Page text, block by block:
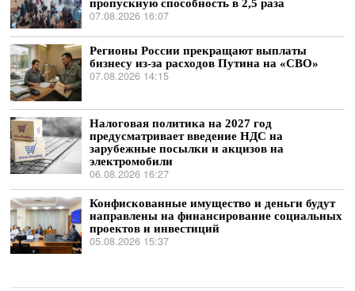
пропускную способность в 2,5 раза
07.08.2026 16:07
Регионы России прекращают выплаты
бизнесу из-за расходов Путина на «СВО»
07.08.2026 14:15
Налоговая политика на 2027 год
предусматривает введение НДС на
зарубежные посылки и акцизов на
электромобили
06.08.2026 16:27
Конфискованные имущество и деньги будут
направлены на финансирование социальных
проектов и инвестиций
05.08.2026 15:37